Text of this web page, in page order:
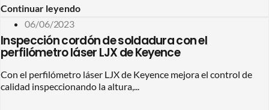
Continuar leyendo
06/06/2023
Inspección cordón de soldadura con el
perfilómetro láser LJX de Keyence
Con el perfilómetro láser LJX de Keyence mejora el control de
calidad inspeccionando la altura,...